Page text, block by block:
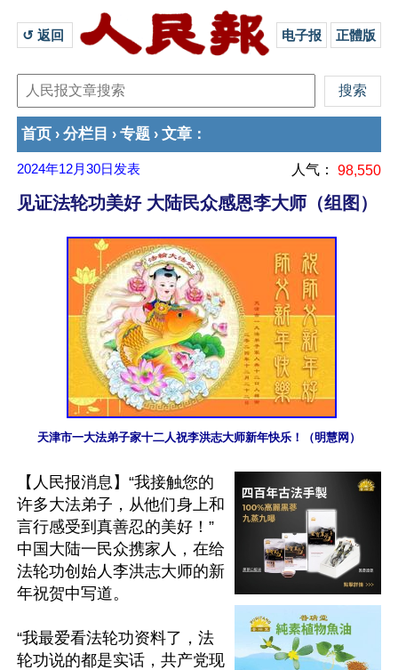
↺ 返回 电子报 正體版
首页 › 分栏目 › 专题 › 文章 ：
2024年12月30日 发表 人气： 98,550
见证法轮功美好 大陆民众感恩李大师（组图）
天津市一大法弟子家十二人祝李洪志大师新年快乐！（明慧网）
【人民报消息】“我接触您的
许多大法弟子，从他们身上和
言行感受到真善忍的美好！”
中国大陆一民众携家人，在给
法轮功创始人李洪志大师的新
年祝贺中写道。
“我最爱看法轮功资料了，法
轮功说的都是实话，共产党现